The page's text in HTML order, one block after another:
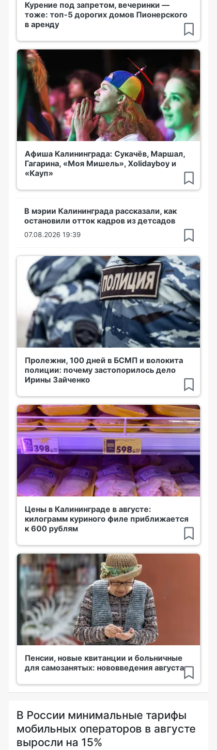
Курение под запретом, вечеринки —
тоже: топ-5 дорогих домов Пионерского
в аренду
Афиша Калининграда: Сукачёв, Маршал,
Гагарина, «Моя Мишель», Xolidayboy и
«Кауп»
В мэрии Калининграда рассказали, как
остановили отток кадров из детсадов
07.08.2026 19:39
Пролежни, 100 дней в БСМП и волокита
полиции: почему застопорилось дело
Ирины Зайченко
Цены в Калининграде в августе:
килограмм куриного филе приближается
к 600 рублям
Пенсии, новые квитанции и больничные
для самозанятых: нововведения августа
В России минимальные тарифы
мобильных операторов в августе
выросли на 15%